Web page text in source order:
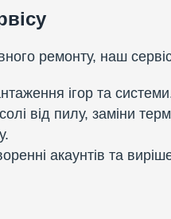
ремонту, наш
ігор та
від пилу, заміни
акаунтів та